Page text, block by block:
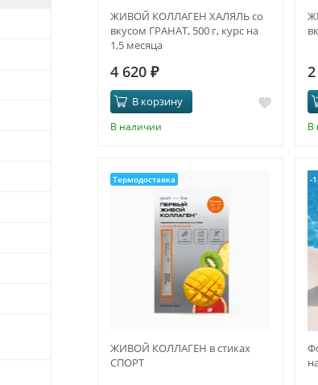
ЖИВОЙ КОЛЛАГЕН ХАЛЯЛЬ со
вкусом ГРАНАТ, 500 г, курс на
1,5 месяца
4 620 ₽
В корзину
В наличии В
Термодоставка
ЖИВОЙ КОЛЛАГЕН в стиках
СПОРТ
-